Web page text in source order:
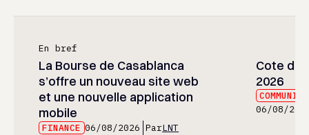
En bref
La Bourse de Casablanca
s’offre un nouveau site web
et une nouvelle application
mobile
FINANCE 06/08/2026 ParLNT
Cote
2026
06/08/